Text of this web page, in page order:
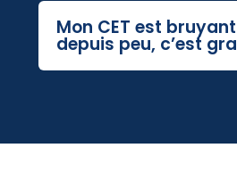
Mon CET est bruyant
depuis peu, c’est